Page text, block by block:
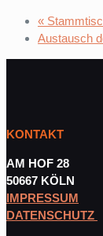
«
Austausch
KONTAKT
AM HOF 28
50667 KÖLN
IMPRESSUM
DATENSCHUTZ